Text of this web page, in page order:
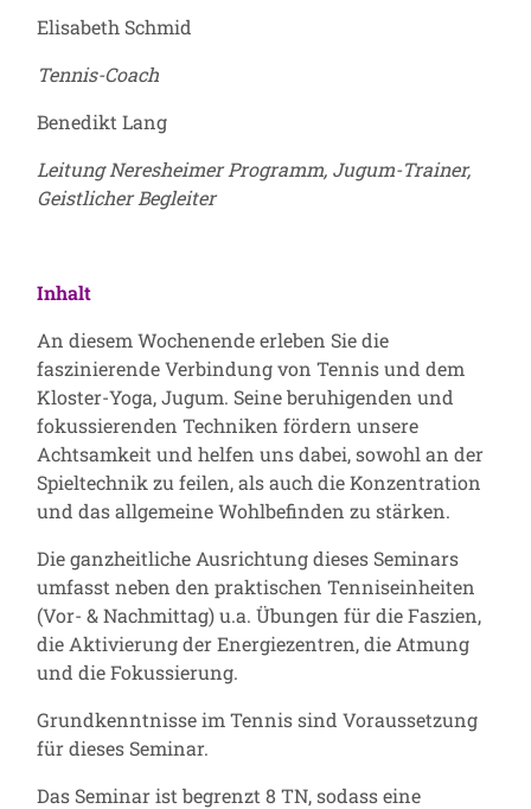
Elisabeth Schmid
Tennis-Coach
Benedikt Lang
Leitung Neresheimer Programm, Jugum-Trainer,
Geistlicher Begleiter
Inhalt
An diesem Wochenende erleben Sie die
faszinierende Verbindung von Tennis und dem
Kloster-Yoga, Jugum. Seine beruhigenden und
fokussierenden Techniken fördern unsere
Achtsamkeit und helfen uns dabei, sowohl an der
Spieltechnik zu feilen, als auch die Konzentration
und das allgemeine Wohlbefinden zu stärken.
Die ganzheitliche Ausrichtung dieses Seminars
umfasst neben den praktischen Tenniseinheiten
(Vor- & Nachmittag) u.a. Übungen für die Faszien,
die Aktivierung der Energiezentren, die Atmung
und die Fokussierung.
Grundkenntnisse im Tennis sind Voraussetzung
für dieses Seminar.
Das Seminar ist begrenzt 8 TN, sodass eine